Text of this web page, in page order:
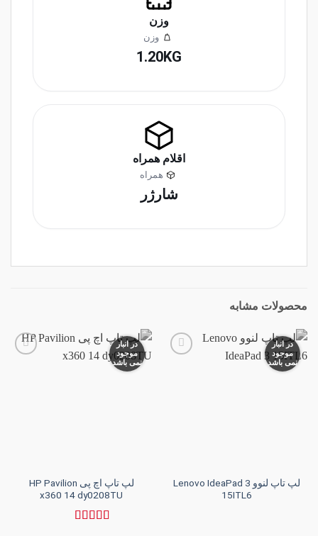
وزن
وزن
1.20KG
اقلام همراه
همراه
شارژر
محصولات مشابه
در انبار
موجود
نمی باشد
لپ تاپ لنوو Lenovo IdeaPad 3
15ITL6
در انبار
موجود
نمی باشد
لپ تاپ اچ پی HP Pavilion
x360 14 dy0208TU